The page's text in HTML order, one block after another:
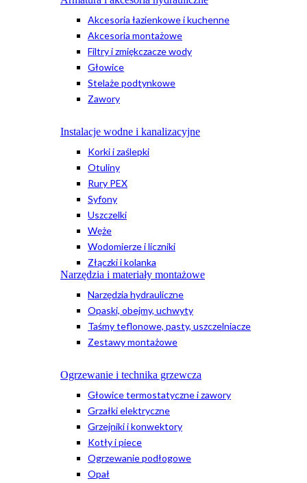
Akcesoria łazienkowe i kuchenne
Akcesoria montażowe
Filtry i zmiękczacze wody
Głowice
Stelaże podtynkowe
Zawory
Instalacje wodne i kanalizacyjne
Korki i zaślepki
Otuliny
Rury PEX
Syfony
Uszczelki
Węże
Wodomierze i liczniki
Złączki i kolanka
Narzędzia i materiały montażowe
Narzędzia hydrauliczne
Opaski, obejmy, uchwyty
Taśmy teflonowe, pasty, uszczelniacze
Zestawy montażowe
Ogrzewanie i technika grzewcza
Głowice termostatyczne i zawory
Grzałki elektryczne
Grzejniki i konwektory
Kotły i piece
Ogrzewanie podłogowe
Opał